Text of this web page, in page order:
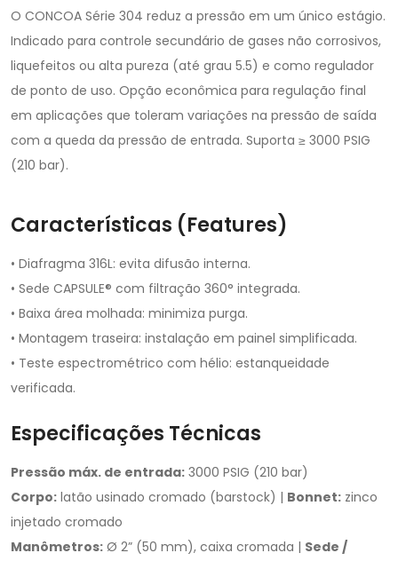
O CONCOA Série 304 reduz a pressão em um único estágio.
Indicado para controle secundário de gases não corrosivos,
liquefeitos ou alta pureza (até grau 5.5) e como regulador
de ponto de uso. Opção econômica para regulação final
em aplicações que toleram variações na pressão de saída
com a queda da pressão de entrada. Suporta ≥ 3000 PSIG
(210 bar).
Características (Features)
• Diafragma 316L: evita difusão interna.
• Sede CAPSULE® com filtração 360° integrada.
• Baixa área molhada: minimiza purga.
• Montagem traseira: instalação em painel simplificada.
• Teste espectrométrico com hélio: estanqueidade
verificada.
Especificações Técnicas
Pressão máx. de entrada: 3000 PSIG (210 bar)
Corpo: latão usinado cromado (barstock) | Bonnet: zinco
injetado cromado
Manômetros: Ø 2” (50 mm), caixa cromada | Sede /